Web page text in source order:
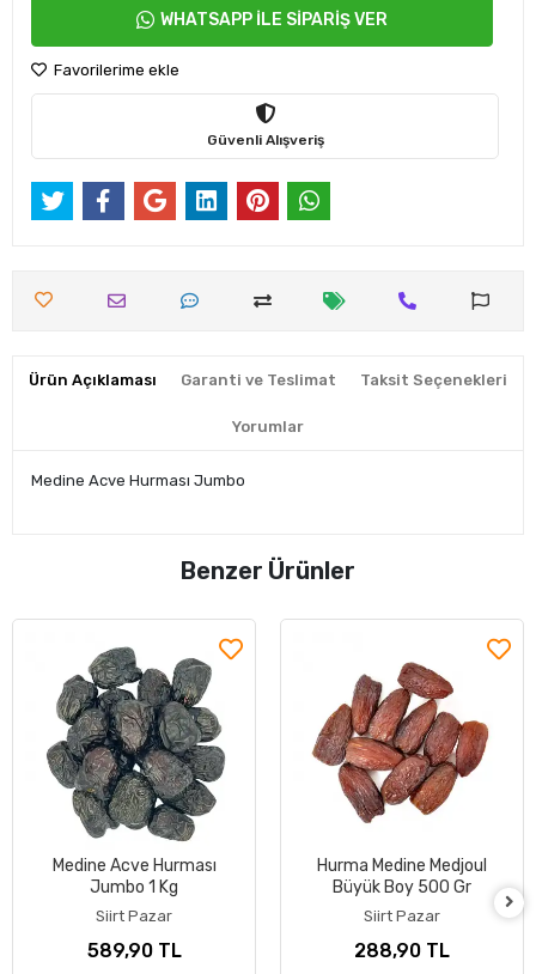
WHATSAPP İLE SİPARİŞ VER
Favorilerime ekle
Güvenli Alışveriş
Ürün Açıklaması Garanti ve Teslimat Taksit Seçenekleri
Yorumlar
Medine Acve Hurması Jumbo
Benzer Ürünler
Medine Acve Hurması
Jumbo 1 Kg
Siirt Pazar
589,90 TL
Hurma Medine Medjoul
Büyük Boy 500 Gr
Siirt Pazar
288,90 TL